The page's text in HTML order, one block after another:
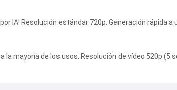
IA! Resolución estándar 720p. Generación rápida a
la mayoría de los usos. Resolución de vídeo 520p (5